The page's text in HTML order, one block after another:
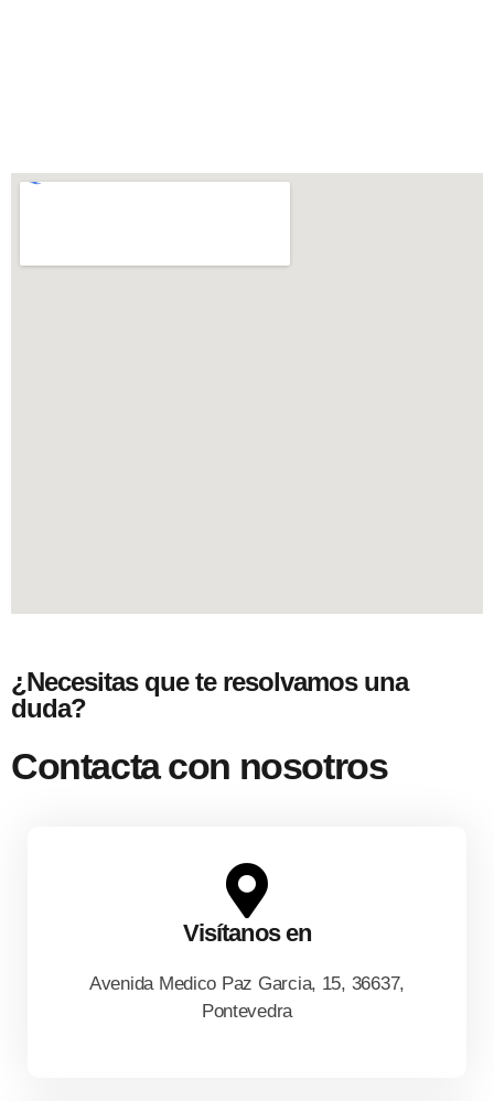
¿Necesitas que te resolvamos una
duda?
Contacta con nosotros
Visítanos en
Avenida Medico Paz Garcia, 15, 36637,
Pontevedra